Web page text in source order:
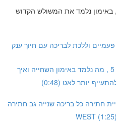
באימון נלמד את המשולש הקדוש
5.0 מטרת אימון מספר 5 , מה נלמד באימון השחייה ואיך
יותר לאט (0:48)
דקות שחיית חתירה כל בריכה שנייה גב חתירה